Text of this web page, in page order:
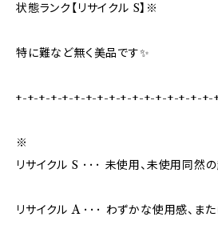
状態ランク【リサイクル S】※
特に難など無く美品です✨️
+-+-+-+-+-+-+-+-+-+-+-+-+-+-+-+-+-
※
リサイクル S ･･･ 未使用、未使用同然
リサイクル A ･･･ わずかな使用感、ま